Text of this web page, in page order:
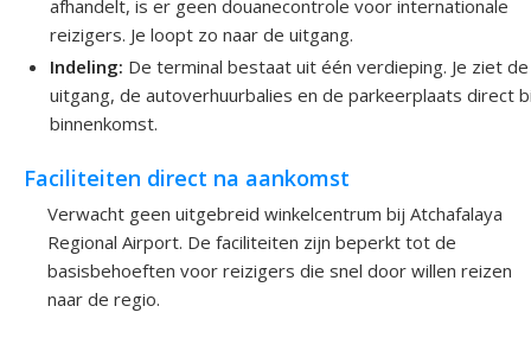
afhandelt, is er geen douanecontrole voor internationale
reizigers. Je loopt zo naar de uitgang.
Indeling: De terminal bestaat uit één verdieping. Je ziet de
uitgang, de autoverhuurbalies en de parkeerplaats direct
binnenkomst.
Faciliteiten direct na aankomst
Verwacht geen uitgebreid winkelcentrum bij Atchafalaya
Regional Airport. De faciliteiten zijn beperkt tot de
basisbehoeften voor reizigers die snel door willen reizen
naar de regio.